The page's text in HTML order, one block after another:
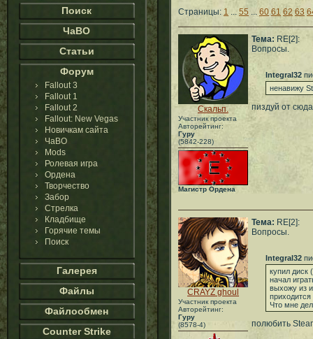
Поиск
ЧаВО
Статьи
Форум
Fallout 3
Fallout 1
Fallout 2
Fallout: New Vegas
Новичкам сайта
ЧаВО
Mods
Ролевая игра
Ордена
Творчество
Забор
Стрелка
Кладбище
Горячие темы
Поиск
Галерея
Файлы
Файлообмен
Counter Strike
Страницы: 1 ... 55 ... 60 61 62 63
Скальп.
Участник проекта
Авторейтинг:
Гуру
(5842-228)
Магистр Ордена
Тема: RE[2]:
Вопросы.
Integral32
ненавижу
пиздуй от сюда
CRAYZ ghoul
Участник проекта
Авторейтинг:
Гуру
(8578-4)
Тема: RE[2]:
Вопросы.
Integral32
купил диск
начал
выхожу из
приходится
Что мне
полюбить